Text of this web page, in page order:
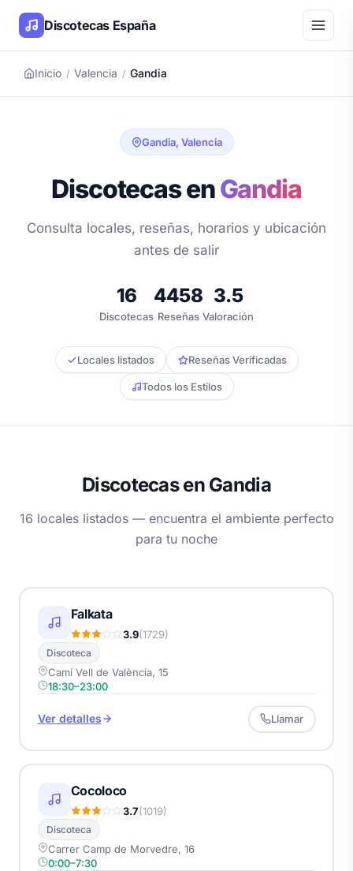
Discotecas España
Inicio / Valencia / Gandia
Gandia, Valencia
Discotecas enGandia
Consulta locales, reseñas, horarios y ubicación
antes de salir
16
Discotecas
4458
Reseñas
3.5
Valoración
Locales listados Reseñas Verificadas
Todos los Estilos
Discotecas en Gandia
16 locales listados — encuentra el ambiente perfecto
para tu noche
Falkata
3.9(1729)
Discoteca
Camí Vell de València, 15
18:30–23:00
Ver detalles Llamar
Cocoloco
3.7(1019)
Discoteca
Carrer Camp de Morvedre, 16
0:00–7:30